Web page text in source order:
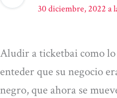
30 diciembre, 2022 a
Aludir a ticketbai como lo
enteder que su negocio
negro, que ahora se